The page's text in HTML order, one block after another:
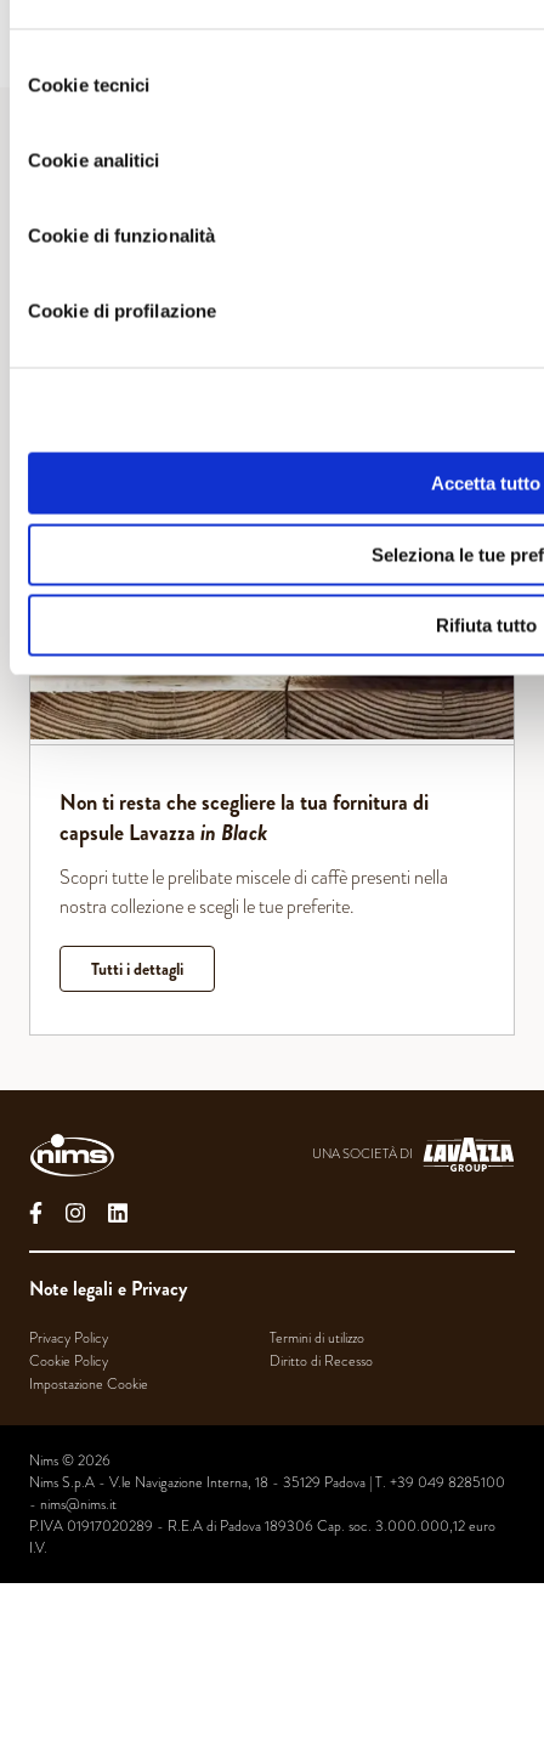
delCookie tecnici
Cookie analitici
Cookie di funzionalità
Cookie di profilazione
Accetta tutto
Seleziona le tue
Rifiuta tutto
Il caffè ideale per questa ricetta
Non ti resta che scegliere la tua fornitura di
capsule Lavazzain Black
Scopri tutte le prelibate miscele di caffè presenti nella
nostra collezione e scegli le tue preferite.
Tutti i dettagli
UNA SOCIETÀ DI
facebook
instagramlinkedin
Note legali e Privacy
Privacy Policy
Cookie Policy
Impostazione Cookie
Termini di utilizzo
Diritto di Recesso
Nims © 2026
Nims S.p.A - V.le Navigazione Interna, 18 - 35129 Padova | T. +39 049 8285100
- nims@nims.it
P.IVA 01917020289 - R.E.A di Padova 189306 Cap. soc. 3.000.000,12 euro
I.V.